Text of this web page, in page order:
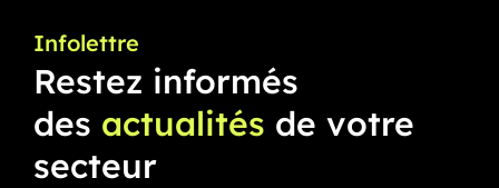
Infolettre
Restez informés
des actualités de votre
secteur